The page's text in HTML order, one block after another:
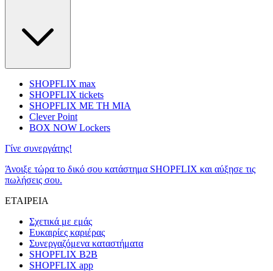
SHOPFLIX max
SHOPFLIX tickets
SHOPFLIX ΜΕ ΤΗ ΜΙΑ
Clever Point
BOX NOW Lockers
Γίνε συνεργάτης!
Άνοιξε τώρα το δικό σου κατάστημα SHOPFLIX και αύξησε τις
πωλήσεις σου.
ΕΤΑΙΡΕΙΑ
Σχετικά με εμάς
Ευκαιρίες καριέρας
Συνεργαζόμενα καταστήματα
SHOPFLIX B2B
SHOPFLIX app